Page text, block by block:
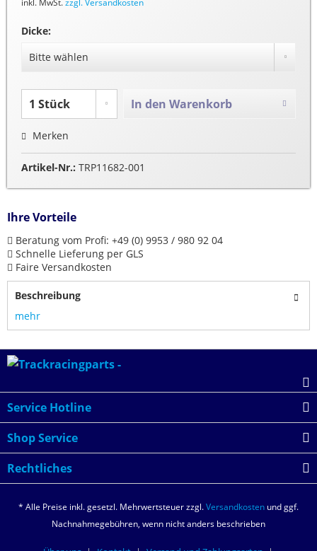
inkl. MwSt.zzgl. Versandkosten
Dicke:
In den Warenkorb
Merken
Artikel-Nr.: TRP11682-001
Ihre Vorteile
Beratung vom Profi: +49 (0) 9953 / 980 92 04
Schnelle Lieferung per GLS
Faire Versandkosten
Beschreibung
mehr
Service Hotline
Shop Service
Rechtliches
* Alle Preise inkl. gesetzl. Mehrwertsteuer zzgl.Versandkosten und ggf.
Nachnahmegebühren, wenn nicht anders beschrieben